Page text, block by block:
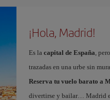
¡Hola, Madrid!
Es la capital de España,
trazadas en una urbe sin
Reserva tu vuelo barato a
divertirse y bailar… Madrid